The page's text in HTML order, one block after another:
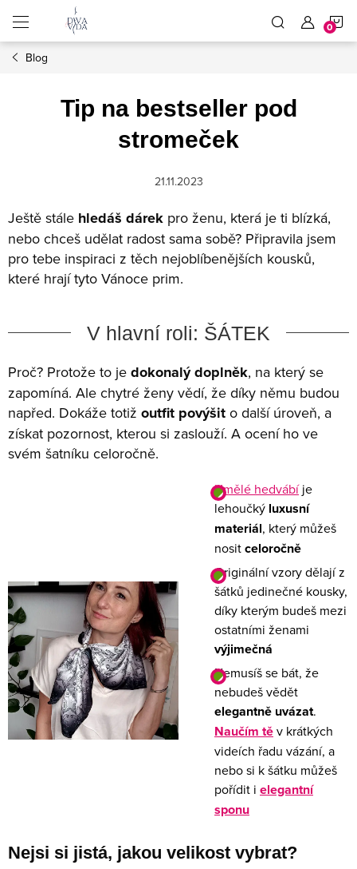
obsah
Blog
Tip na bestseller pod
stromeček
21.11.2023
Ještě stále hledáš dárek pro ženu, která je ti blízká,
nebo chceš udělat radost sama sobě? Připravila jsem
pro tebe inspiraci z těch nejoblíbenějších kousků,
které hrají tyto Vánoce prim.
V hlavní roli: ŠÁTEK
Proč? Protože to je dokonalý doplněk, na který se
zapomíná. Ale chytré ženy vědí, že díky němu budou
napřed. Dokáže totiž outfit povýšit o další úroveň, a
získat pozornost, kterou si zaslouží. A ocení ho ve
svém šatníku celoročně.
Umělé hedvábíje
lehoučký luxusní
materiál, který můžeš
nositceloročně
Originální vzory dělají z
šátků jedinečné kousky,
díky kterým budeš mezi
ostatními ženami
výjimečná
Nemusíš se bát, že
nebudeš vědět
elegantně uvázat.
Naučím těv krátkých
videích řadu vázání, a
nebo si k šátku můžeš
pořídit i elegantní
sponu
Nejsi si jistá, jakou velikost vybrat?